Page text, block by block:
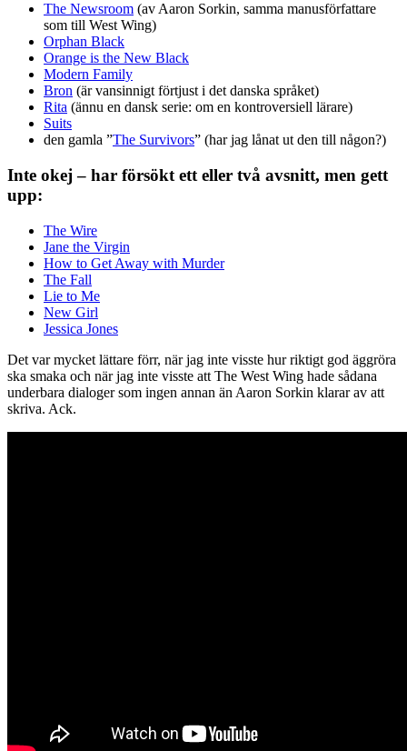
The Newsroom (av Aaron Sorkin, samma manusförfattare
som till West Wing)
Orphan Black
Orange is the New Black
Modern Family
Bron (är vansinnigt förtjust i det danska språket)
Rita (ännu en dansk serie: om en kontroversiell lärare)
Suits
den gamla ”The Survivors” (har jag lånat ut den till någon?)
Inte okej – har försökt ett eller två avsnitt, men gett
upp:
The Wire
Jane the Virgin
How to Get Away with Murder
The Fall
Lie to Me
New Girl
Jessica Jones
Det var mycket lättare förr, när jag inte visste hur riktigt god äggröra
ska smaka och när jag inte visste att The West Wing hade sådana
underbara dialoger som ingen annan än Aaron Sorkin klarar av att
skriva. Ack.